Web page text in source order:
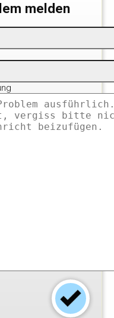
melden